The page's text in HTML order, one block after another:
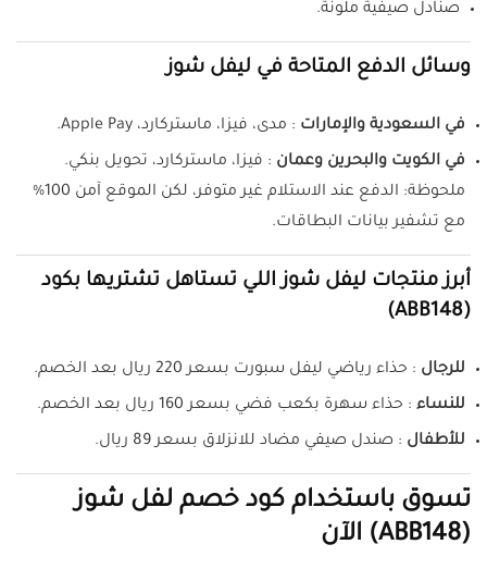
صنادل صيفية ملونة.
وسائل الدفع المتاحة في ليفل شوز
في السعودية والإمارات : مدى، فيزا، ماستركارد، Apple Pay.
في الكويت والبحرين وعمان : فيزا، ماستركارد، تحويل بنكي.
ملحوظة: الدفع عند الاستلام غير متوفر، لكن الموقع آمن 100%
مع تشفير بيانات البطاقات.
أبرز منتجات ليفل شوز اللي تستاهل تشتريها بكود
(ABB148)
للرجال : حذاء رياضي ليفل سبورت بسعر 220 ريال بعد الخصم.
للنساء : حذاء سهرة بكعب فضي بسعر 160 ريال بعد الخصم.
للأطفال : صندل صيفي مضاد للانزلاق بسعر 89 ريال.
تسوق باستخدام كود خصم لفل شوز
(ABB148) الآن